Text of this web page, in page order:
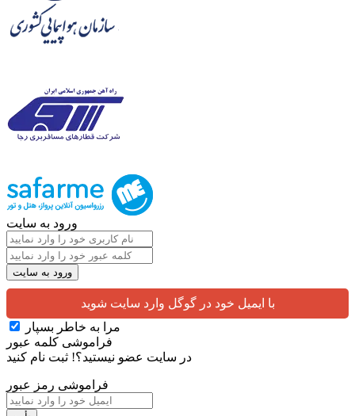
ورود به سایت
با ایمیل خود در گوگل وارد سایت شوید
مرا به خاطر بسپار
فراموشی کلمه عبور
در سایت عضو نیستید؟! ثبت نام کنید
فراموشی رمز عبور